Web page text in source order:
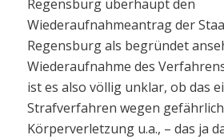
Regensburg überhaupt den
Wiederaufnahmeantrag der
Regensburg als begründet
Wiederaufnahme des
ist es also völlig unklar, ob das
Strafverfahren wegen
Körperverletzung u.a., – das ja